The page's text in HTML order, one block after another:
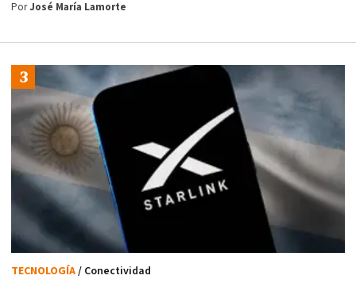
PorJosé María Lamorte
TECNOLOGÍA/ Conectividad